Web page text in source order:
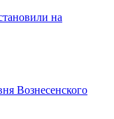
на
Вознесенского